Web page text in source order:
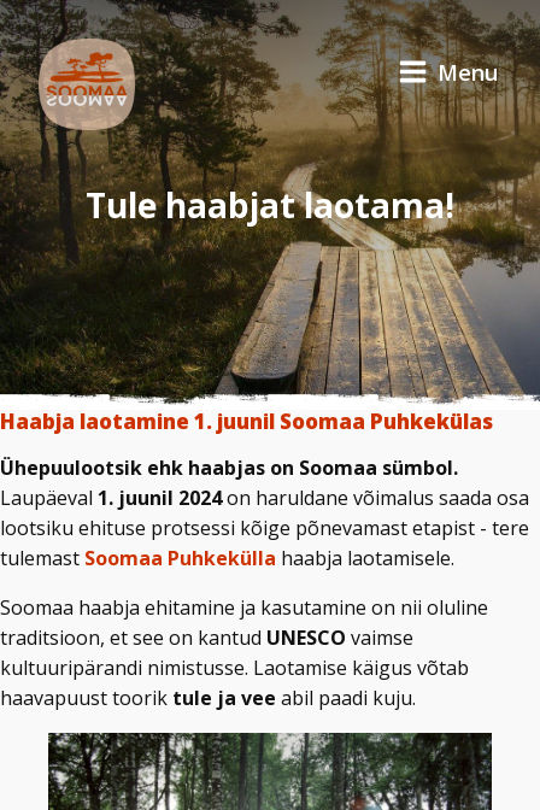
Menu
Tule haabjat laotama!
Haabja laotamine 1. juunil Soomaa Puhkekülas
Ühepuulootsik ehk haabjas on Soomaa sümbol.
Laupäeval 1. juunil 2024on haruldane võimalus saada osa
lootsiku ehituse protsessi kõige põnevamast etapist - tere
tulemast Soomaa Puhkekülla haabja laotamisele.
Soomaa haabja ehitamine ja kasutamine on nii oluline
traditsioon, et see on kantud UNESCO vaimse
kultuuripärandi nimistusse. Laotamise käigus võtab
haavapuust toorik tule ja vee abil paadi kuju.